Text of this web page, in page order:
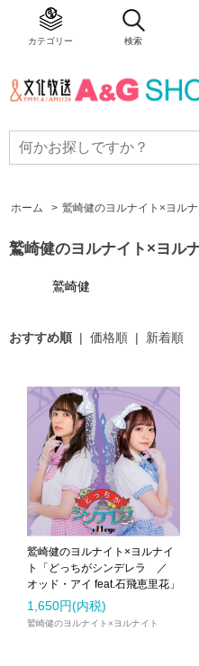
検索
カテゴリー
ホーム > 鷲崎健のヨルナイト×ヨルナ
鷲崎健のヨルナイト×ヨル
鷲崎健
おすすめ順 | 価格順 | 新着順
鷲崎健のヨルナイト×ヨルナイ
ト「どっちがシンデレラ ／
オッド・アイ feat.石飛恵里花」
1,650円(内税)
鷲崎健のヨルナイト×ヨルナイト